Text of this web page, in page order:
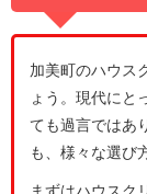
加美町のハウス
ょう。現代にと
ても過言ではあ
も、様々な選び